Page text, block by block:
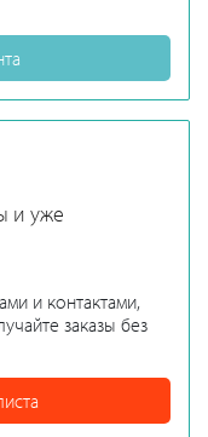
и уже
и контактами,
заказы без